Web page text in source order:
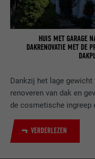
Dankzij het lage gewicht
renoveren van dak en
de cosmetische ingreep
VERDERLEZEN
HUIS MET GARAGE
DAKRENOVATIE MET DE
DOEL
van
NAAM
VERVALTIJD 2 jaar
DOEL
van